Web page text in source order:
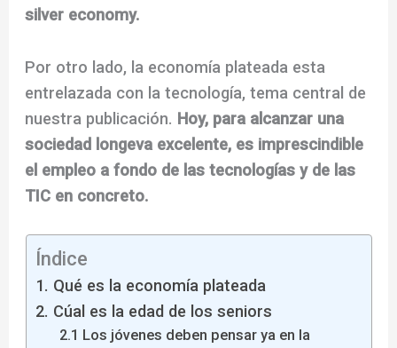
silver economy.
Por otro lado, la economía plateada esta
entrelazada con la tecnología, tema central de
nuestra publicación. Hoy, para alcanzar una
sociedad longeva excelente, es imprescindible
el empleo a fondo de las tecnologías y de las
TIC en concreto.
Índice
1. Qué es la economía plateada
2. Cúal es la edad de los seniors
2.1 Los jóvenes deben pensar ya en la